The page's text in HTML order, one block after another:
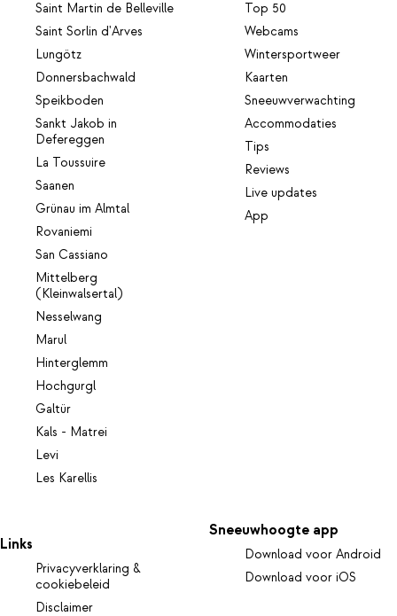
Saint Martin de Belleville
Saint Sorlin d'Arves
Lungötz
Donnersbachwald
Speikboden
Sankt Jakob in
Defereggen
La Toussuire
Saanen
Grünau im Almtal
Rovaniemi
San Cassiano
Mittelberg
(Kleinwalsertal)
Nesselwang
Marul
Hinterglemm
Hochgurgl
Galtür
Kals - Matrei
Levi
Les Karellis
Top 50
Webcams
Wintersportweer
Kaarten
Sneeuwverwachting
Accommodaties
Tips
Reviews
Live updates
App
Links
Privacyverklaring &
cookiebeleid
Disclaimer
Sneeuwhoogte app
Download voor Android
Download voor iOS